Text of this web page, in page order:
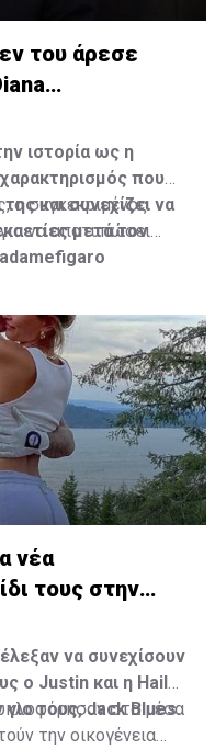
του άρεσε
ιστορία ως η
που
και συνεχίζει να
μετά τον
ο συγκεκριμένος
να αποτυπώσει
νέα
τους στην
να συνεχίσουν
ο Justin και η Hailey
τους, Jack Blues.
στα μέσα
την οικογένεια